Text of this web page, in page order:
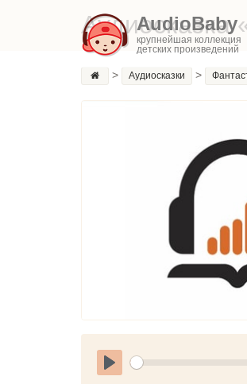
AudioBaby
крупнейшая коллекция
детских произведений
Аудиосказка
> Аудиосказки >
Play